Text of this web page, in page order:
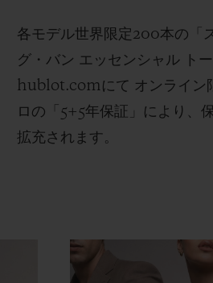
各モデル世界限定200本の「
グ・バン エッセンシャル トー
hublot.comにて オンライン
ロの「5+5年保証」により、
拡充されます。